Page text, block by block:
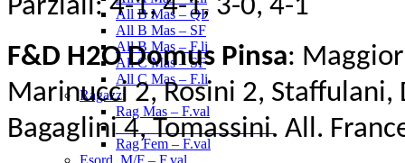
All B Mas – QF
All B Mas – SF
All B Mas – F.li
All C Mas – SF
All C Mas – F.li
Ragazzi
Rag Mas – F.val
______________________
Rag Fem – F.val
Esord. M/F – F.val
Parziali: 4-1, 4-1, 3-0, 4-1
F&D H2O Domus Pinsa:
Marinucci 2, Rosini 2, Staffulani,
Bagaglini 4, Tomassini. All.